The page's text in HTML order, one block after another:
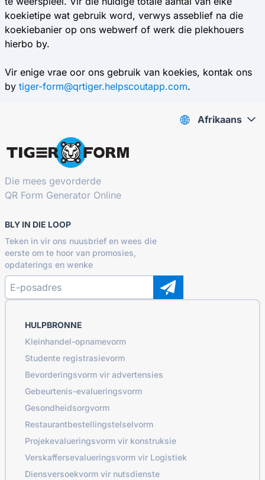
koekietipe wat gebruik word, verwys asseblief na die
koekiebanier op ons webwerf of werk die plekhouers
hierbo by.
Vir enige vrae oor ons gebruik van koekies, kontak ons
by tiger-form@qrtiger.helpscoutapp.com.
Die mees gevorderde
QR Form Generator Online
BLY IN DIE LOOP
Teken in vir ons nuusbrief en wees die
eerste om te hoor van promosies,
opdaterings en wenke
HULPBRONNE
Kleinhandel-opnamevorm
Studente registrasievorm
Bevorderingsvorm vir advertensies
Gebeurtenis-evalueringsvorm
Gesondheidsorgvorm
Restaurantbestellingstelselvorm
Projekevalueringsvorm vir konstruksie
Verskaffersevalueringsvorm vir Logistiek
Diensversoekvorm vir nutsdienste
Afrikaans